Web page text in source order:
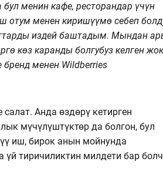
менин кафе, ресторандар үчүн
менен киришүүмө себеп
издей баштадым. Мындан
көз каранды болгубуз келген
менен Wildberries
Анда өздөрү кетирген
мүчүлүштүктөр да болгон, бул
иш, бирок анын мойнунда
тиричиликтин милдети бар